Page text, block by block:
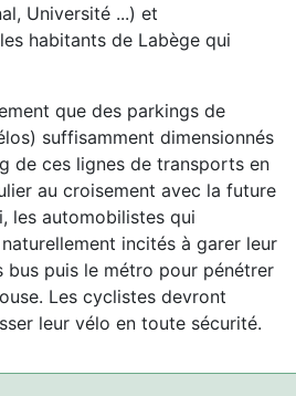
Université ...) et
habitants de Labège qui
que des parkings de
suffisamment dimensionnés
de ces lignes de transports en
au croisement avec la future
les automobilistes qui
incités à garer leur
bus puis le métro pour pénétrer
Les cyclistes devront
leur vélo en toute sécurité.